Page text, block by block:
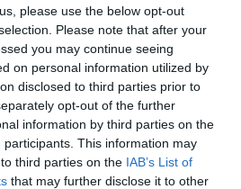
please use the below opt-out
Please note that after your
you may continue seeing
on personal information utilized by
disclosed to third parties prior to
opt-out of the further
information by third parties on the
participants. This information may
third parties on the IAB’s List of
that may further disclose it to other
Fuego. Apoi va fi rândul
la Maroc, urmând coastele
apoi mă voi întoarce în
Franța, apoi Irlanda și în
călătorie o voi face pe jos,
și avioanele pe
oceanelor.”